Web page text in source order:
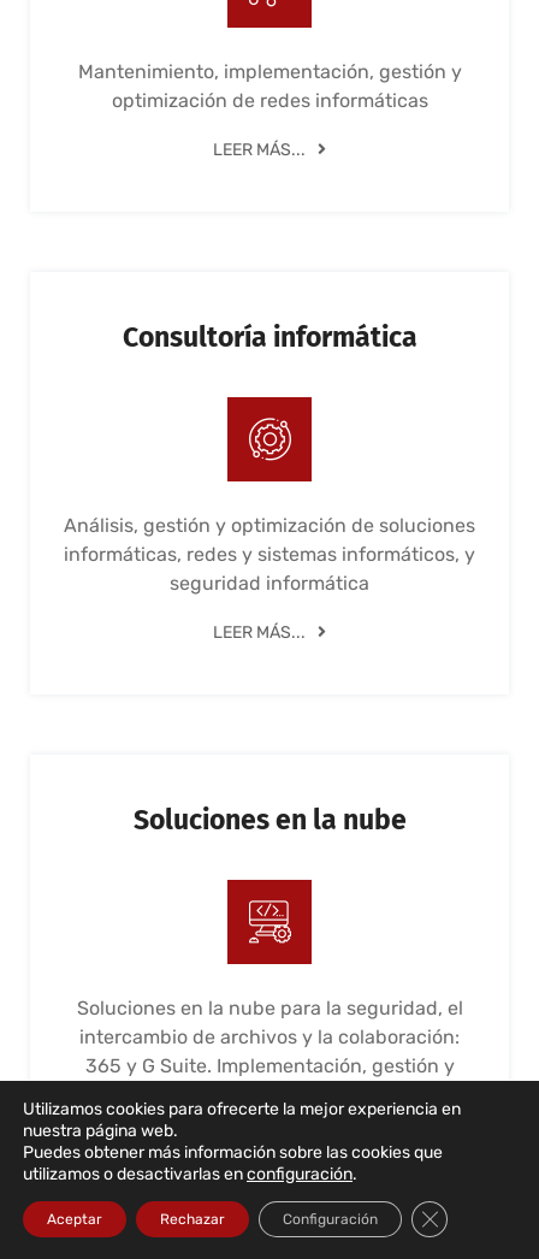
Mantenimiento, implementación, gestión y
optimización de redes informáticas
LEER MÁS...
Consultoría informática
Análisis, gestión y optimización de soluciones
informáticas, redes y sistemas informáticos, y
seguridad informática
LEER MÁS...
Soluciones en la nube
Soluciones en la nube para la seguridad, el
intercambio de archivos y la colaboración:
365 y G Suite. Implementación, gestión y
LEER MÁS...
Utilizamos cookies para ofrecerte la mejor experiencia en
nuestra página web.
Puedes obtener más información sobre las cookies que
utilizamos o desactivarlas enconfiguración.
Aceptar Rechazar Configuración Cerrar el